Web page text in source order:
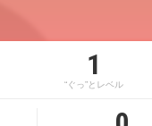
1
“ぐっ”とレベル